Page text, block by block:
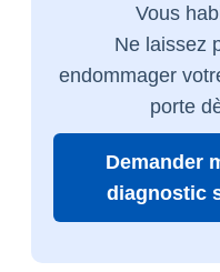
Vous
Ne laissez
endommager
porte
Demander
diagnostic